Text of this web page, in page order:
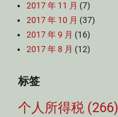
2017 年 11 月 (7)
2017 年 10 月 (37)
2017 年 9 月 (16)
2017 年 8 月 (12)
标签
个人所得税 (266)